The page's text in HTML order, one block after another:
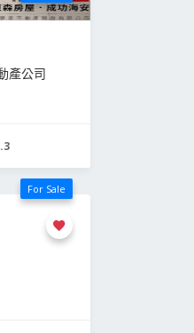
產公司
For Sale